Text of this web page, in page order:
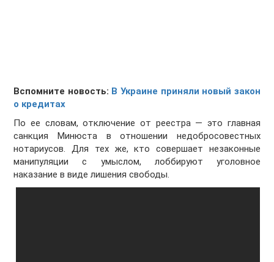
Вспомните новость: В Украине приняли новый закон
о кредитах
По ее словам, отключение от реестра — это главная
санкция Минюста в отношении недобросовестных
нотариусов. Для тех же, кто совершает незаконные
манипуляции с умыслом, лоббируют уголовное
наказание в виде лишения свободы.